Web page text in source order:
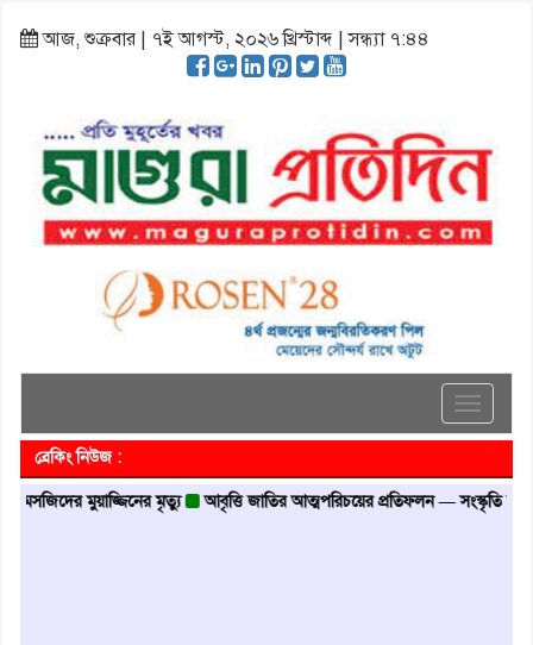
আজ, শুক্রবার | ৭ই আগস্ট, ২০২৬ খ্রিস্টাব্দ | সন্ধ্যা ৭:৪৪
Toggle
ব্রেকিং নিউজ :
মুয়াজ্জিনের মৃত্যু আবৃত্তি জাতির আত্মপরিচয়ের প্রতিফলন — সংস্কৃতি মন্ত্রী